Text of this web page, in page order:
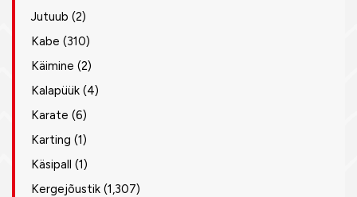
Jutuub (2)
Kabe (310)
Käimine (2)
Kalapüük (4)
Karate (6)
Karting (1)
Käsipall (1)
Kergejõustik (1,307)